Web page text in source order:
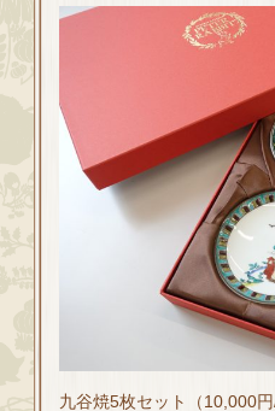
九谷焼5枚セット（10,000